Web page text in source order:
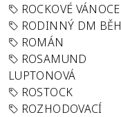
ROCKOVÉ VÁNOCE
RODINNÝ DM BĚH
ROMÁN
ROSAMUND
LUPTONOVÁ
ROSTOCK
ROZHODOVACÍ